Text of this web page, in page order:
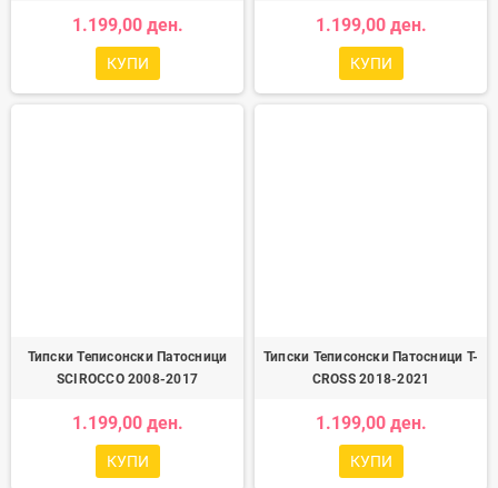
1.199,00 ден.
КУПИ
1.199,00 ден.
КУПИ
Типски Теписонски Патосници
SCIROCCO 2008-2017
1.199,00 ден.
КУПИ
Типски Теписонски Патосници T-
CROSS 2018-2021
1.199,00 ден.
КУПИ